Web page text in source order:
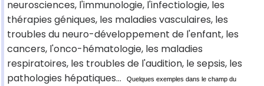
neurosciences, l'immunologie, l'infectiologie, les
thérapies géniques, les maladies vasculaires, les
troubles du neuro-développement de l'enfant, les
cancers, l'onco-hématologie, les maladies
respiratoires, les troubles de l'audition, le sepsis, les
pathologies hépatiques…
Quelques exemples dans le champ du